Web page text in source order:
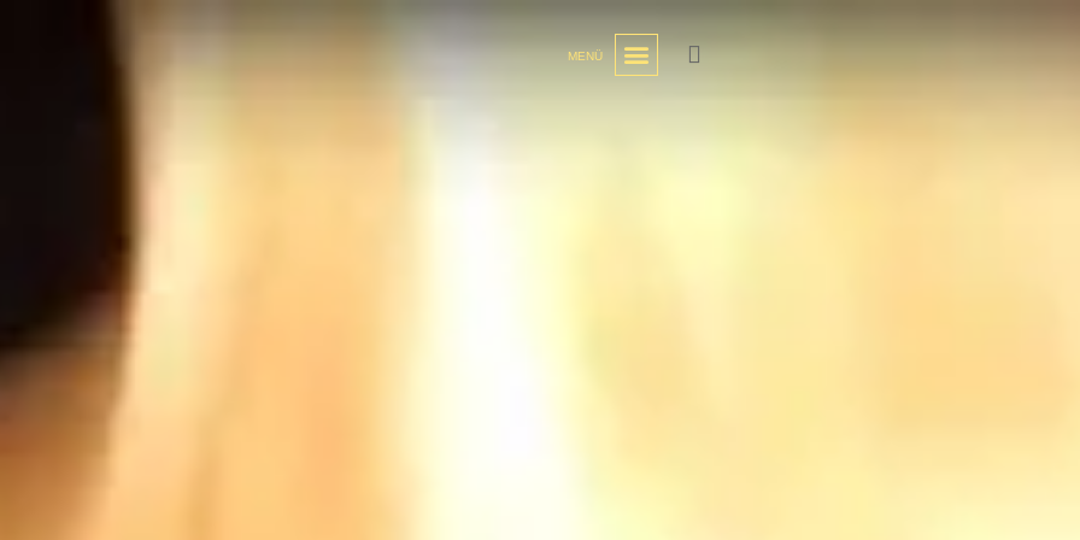
MENÜ Warenkorb